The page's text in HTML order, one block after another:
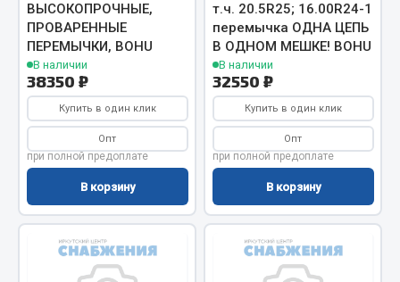
Запчасти МАЗ
Система питания
Подвеска
Тормозная система
Двери
Окно ветровое
Электрооборудование
Показать ещё
Весь раздел
ВЫСОКОПРОЧНЫЕ,
ПРОВАРЕННЫЕ
ПЕРЕМЫЧКИ, BOHU
В наличии
38350 ₽
Купить в один клик
Опт
при полной предоплате
В корзину
т.ч. 20.5R25; 16.00R24-1
перемычка ОДНА ЦЕПЬ
В ОДНОМ МЕШКЕ! BOHU
В наличии
32550 ₽
Купить в один клик
Опт
при полной предоплате
В корзину